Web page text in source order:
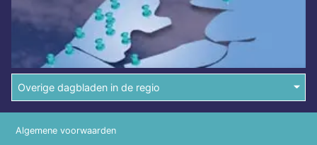
Overige dagbladen in de regio
Algemene voorwaarden